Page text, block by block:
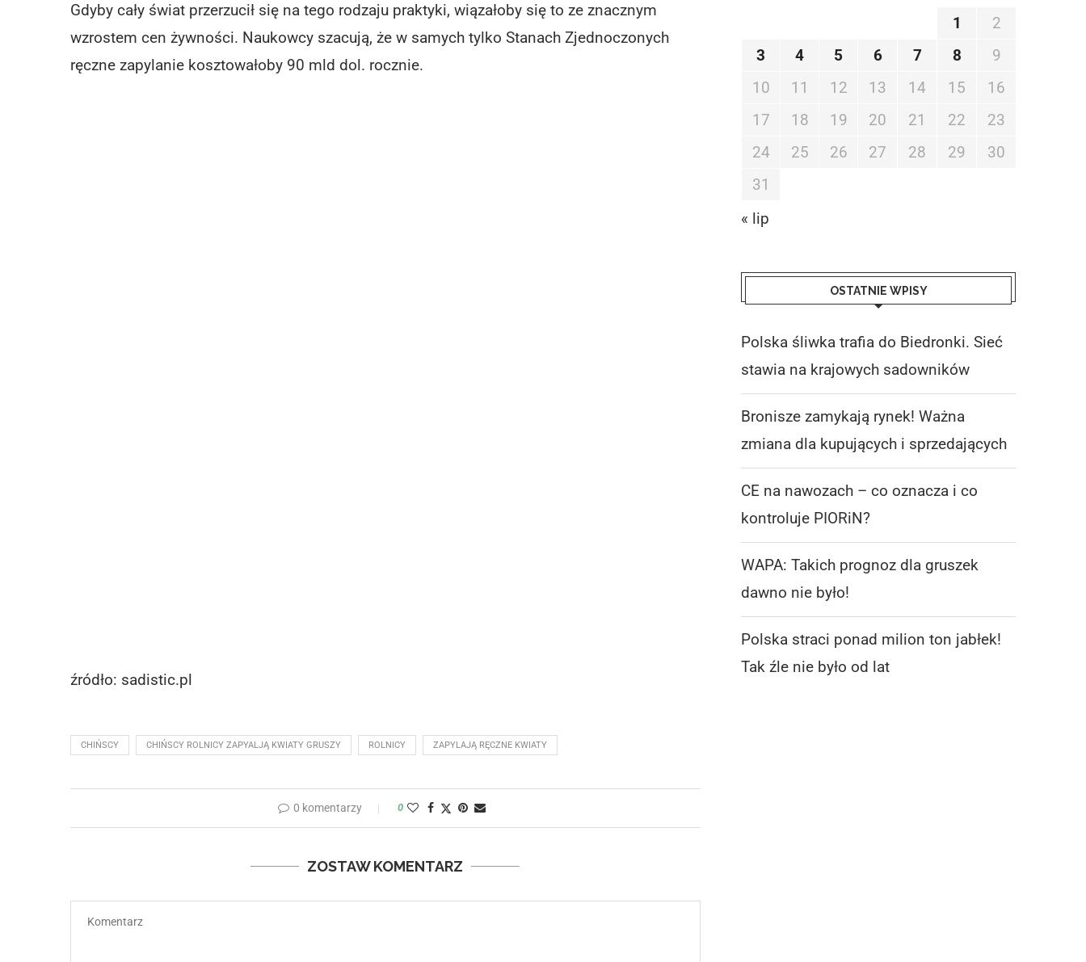
Gdyby cały świat przerzucił się na tego rodzaju praktyki, wiązałoby się to ze znacznym
wzrostem cen żywności. Naukowcy szacują, że w samych tylko Stanach Zjednoczonych
ręczne zapylanie kosztowałoby 90 mld dol. rocznie.
źródło: sadistic.pl
CHIŃSCY CHIŃSCY ROLNICY ZAPYALJĄ KWIATY GRUSZY ROLNICY ZAPYLAJĄ RĘCZNE KWIATY
0 komentarzy 0
ZOSTAW KOMENTARZ
1
2
3
4 5 6 7 8
9
10
11 12 13 14 15
16
17
18 19 20 21 22
23
24
25 26 27 28 29
30
31
« lip
OSTATNIE WPISY
Polska śliwka trafia do Biedronki. Sieć
stawia na krajowych sadowników
Bronisze zamykają rynek! Ważna
zmiana dla kupujących i sprzedających
CE na nawozach – co oznacza i co
kontroluje PIORiN?
WAPA: Takich prognoz dla gruszek
dawno nie było!
Polska straci ponad milion ton jabłek!
Tak źle nie było od lat